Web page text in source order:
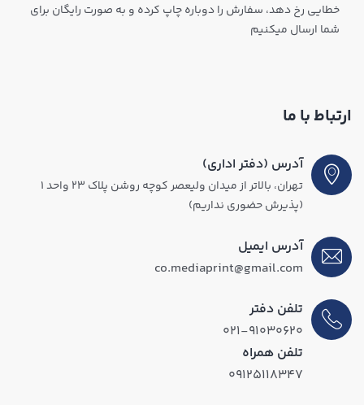
خطایی رخ دهد، سفارش را دوباره چاپ کرده و به صورت رایگان برای
شما ارسال میکنیم
ارتباط با ما
آدرس (دفتر اداری)
تهران، بالاتر از میدان ولیعصر کوچه روشن پلاک ۲۳ واحد ۱
(پذیرش حضوری نداریم)
آدرس ایمیل
co.mediaprint@gmail.com
تلفن دفتر
۰۲۱-۹۱۰۳۰۶۲۰
تلفن همراه
۰۹۱۲۵۱۱۸۳۴۷